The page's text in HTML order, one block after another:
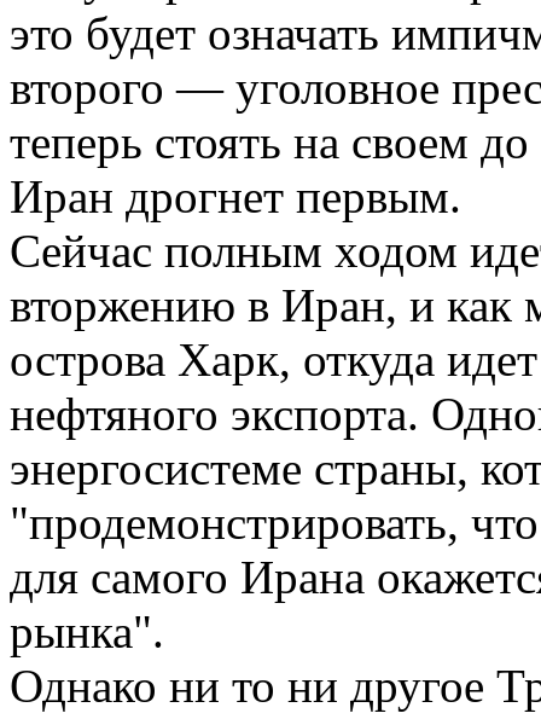
это будет означать
второго — уголовное
теперь стоять на своем
Иран дрогнет первым.
Сейчас полным ходом
вторжению в Иран, и как
острова Харк, откуда
нефтяного экспорта.
энергосистеме страны,
"продемонстрировать,
для самого Ирана
рынка".
Однако ни то ни другое